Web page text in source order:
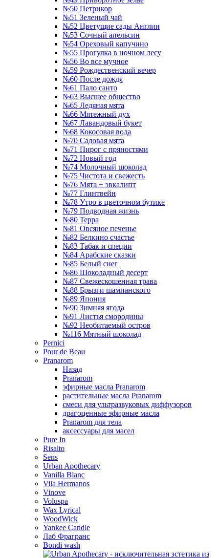
№50 Петрикор
№51 Зеленый чай
№52 Цветущие сады Англии
№53 Сочный апельсин
№54 Ореховый капучино
№55 Прогулка в ночном лесу
№56 Во все мучное
№59 Рождественский вечер
№60 После дождя
№61 Пало санто
№63 Высшее общество
№65 Ледяная мята
№66 Мятежный дух
№67 Лавандовый букет
№68 Кокосовая вода
№70 Садовая мята
№71 Пирог с пряностями
№72 Новый год
№74 Молочный шоколад
№75 Чистота и свежесть
№76 Мята + эвкалипт
№77 Глинтвейн
№78 Утро в цветочном бутике
№79 Подводная жизнь
№80 Терра
№81 Овсяное печенье
№82 Белкино счастье
№83 Табак и специи
№84 Арабские сказки
№85 Белый снег
№86 Шоколадный десерт
№87 Свежескошенная трава
№88 Брызги шампанского
№89 Япония
№90 Зимняя ягода
№91 Листья смородины
№92 Необитаемый остров
№116 Мятный шоколад
Pernici
Pour de Beau
Pranarom
Назад
Pranarom
эфирные масла Pranarom
растительные масла Pranarom
смеси для ультразвуковых диффузоров
драгоценные эфирные масла
Pranarom для тела
аксессуары для масел
Pure In
Risalto
Sens
Urban Apothecary
Vanilla Blanc
Vila Hermanos
Vinove
Voluspa
Wax Lyrical
WoodWick
Yankee Candle
Лаб Фрагранс
Bondi wash